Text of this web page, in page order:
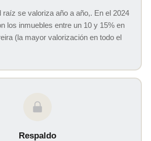
raíz se valoriza año a año,. En el 2024
los inmuebles entre un 10 y 15% en
(la mayor valorización en todo el
Respaldo